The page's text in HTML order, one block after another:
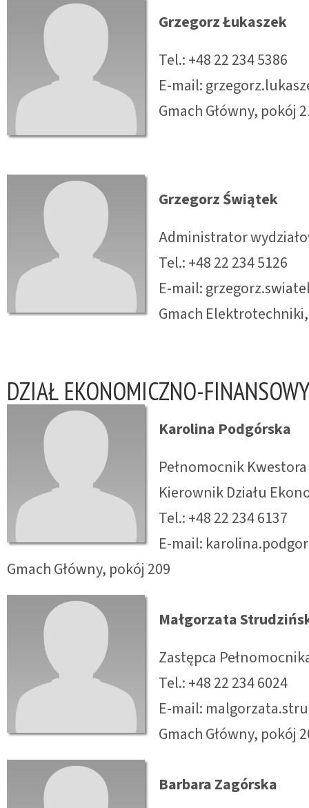
Grzegorz Łukaszek
Tel.: +48 22 234 5386
E-mail:
Gmach Główny, pokój
Grzegorz Świątek
Administrator
Tel.: +48 22 234 5126
E-mail:
Gmach
DZIAŁ EKONOMICZNO-
Karolina Podgórska
Pełnomocnik Kwestora
Kierownik Działu
Tel.: +48 22 234 6137
E-mail:
Gmach Główny, pokój 209
Małgorzata
Zastępca
Tel.: +48 22 234 6024
E-mail:
Gmach Główny, pokój
Barbara Zagórska